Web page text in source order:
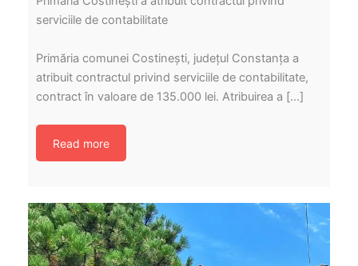
serviciile de contabilitate
Primăria comunei Costinești, județul Constanța a
atribuit contractul privind serviciile de contabilitate,
contract în valoare de 135.000 lei. Atribuirea a […]
Read more